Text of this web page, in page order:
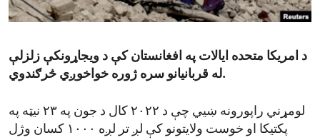
ENVIRONMENT AND HEALTH
د امریکا متحده ایالات په افغانستان کې د ویجاړونکې زلزلې
له قربانیانو سره ژوره خواخوږي څرګندوي.
لومړني راپورونه ښیي چې د ۲۰۲۲ کال د جون په ۲۳ نیټه په
پکتیکا او خوست ولایتونو کې لږ تر لږه ۱۰۰۰ کسان وژل